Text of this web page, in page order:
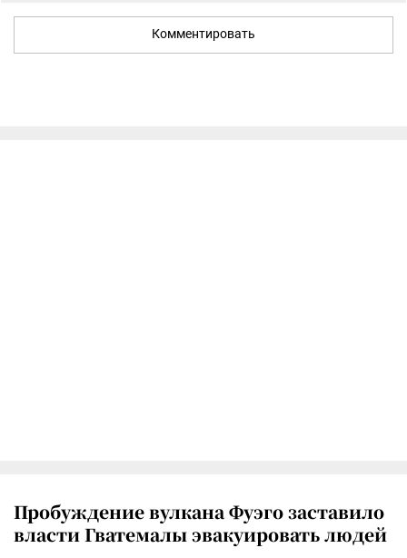
Комментировать
Пробуждение вулкана Фуэго заставило
власти Гватемалы эвакуировать людей